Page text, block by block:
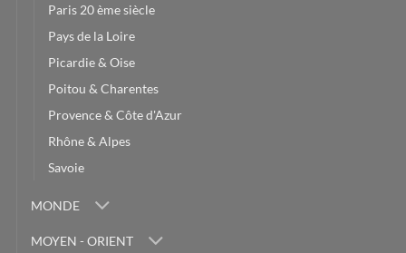
Paris 20 ème siècle
Pays de la Loire
Picardie & Oise
Poitou & Charentes
Provence & Côte d'Azur
Rhône & Alpes
Savoie
MONDE
MOYEN - ORIENT